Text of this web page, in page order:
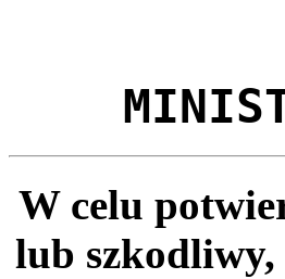
W celu
lub szkodliwy,